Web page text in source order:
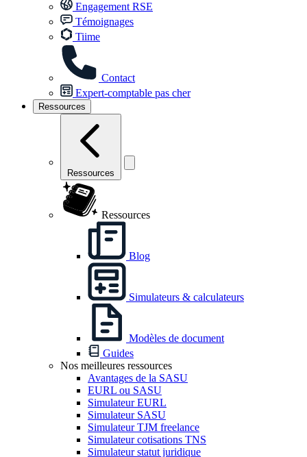
Engagement RSE
Témoignages
Tiime
Contact
Expert-comptable pas cher
Ressources
Ressources
Ressources
Blog
Simulateurs & calculateurs
Modèles de document
Guides
Nos meilleures ressources
Avantages de la SASU
EURL ou SASU
Simulateur EURL
Simulateur SASU
Simulateur TJM freelance
Simulateur cotisations TNS
Simulateur statut juridique